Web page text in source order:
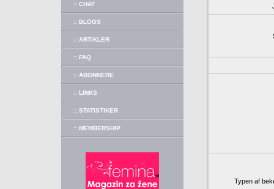
:: CHAT
:: BLOGS
:: ARTIKLER
:: FAQ
:: ABONNERE
:: LINKS
:: STATISTIKER
:: MEMBERSHIP
Typen af